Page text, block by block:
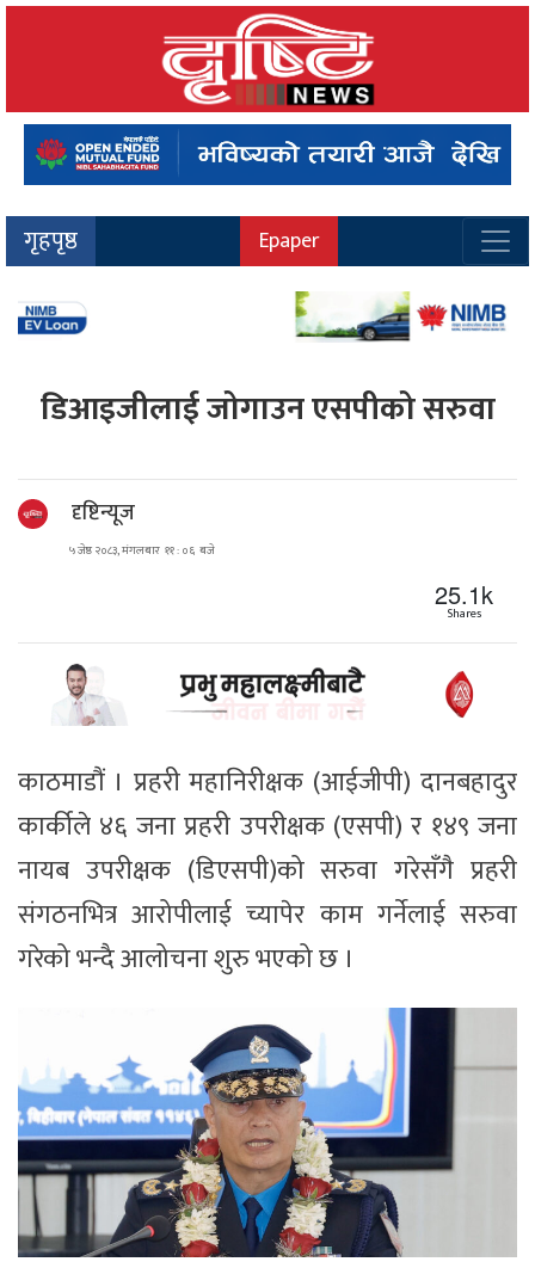
गृहपृष्ठ Epaper
डिआइजीलाई जोगाउन एसपीको सरुवा
दृष्टिन्यूज
५ जेष्ठ २०८३, मंगलबार ११ : ०६ बजे
25.1k
Shares
काठमाडौं । प्रहरी महानिरीक्षक (आईजीपी) दानबहादुर
कार्कीले ४६ जना प्रहरी उपरीक्षक (एसपी) र १४९ जना
नायब उपरीक्षक (डिएसपी)को सरुवा गरेसँगै प्रहरी
संगठनभित्र आरोपीलाई च्यापेर काम गर्नेलाई सरुवा
गरेको भन्दै आलोचना शुरु भएको छ ।